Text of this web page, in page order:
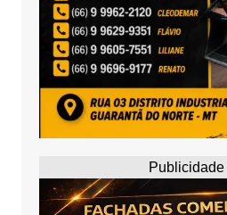
Publicidade